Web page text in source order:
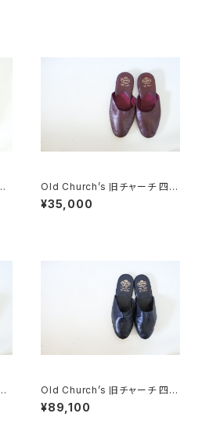
Old Church’s 旧チャーチ 四都
市 Sparta スリッパ
¥35,000
Old Church’s 旧チャーチ 四都
市 Air Travel エアトラベル 8F
DEADSTOCK
¥89,100